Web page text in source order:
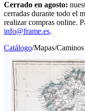
Cerrado en agosto:
cerradas durante todo el
realizar compras online.
info@frame.es.
Catálogo/Mapas/